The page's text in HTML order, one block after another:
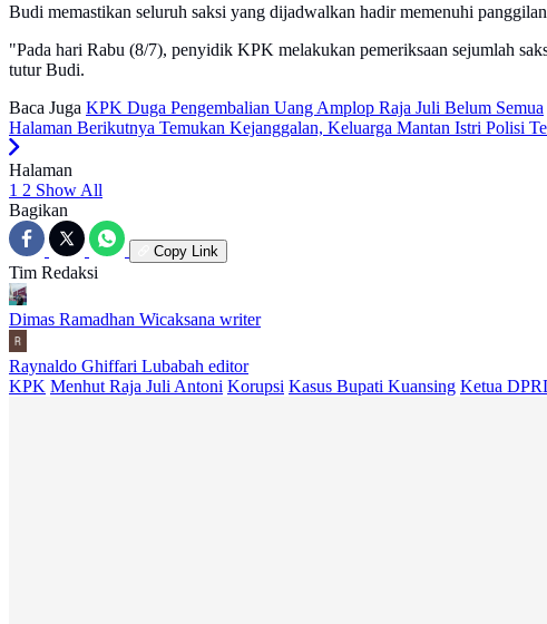
Budi memastikan seluruh saksi yang dijadwalkan hadir memenuhi
"Pada hari Rabu (8/7), penyidik KPK melakukan pemeriksaan sejumlah
tutur Budi.
Baca Juga KPK Duga Pengembalian Uang Amplop Raja Juli Belum Semua
Halaman Berikutnya Temukan Kejanggalan, Keluarga Mantan Istri Polisi
Halaman
1 2 Show All
Bagikan
Copy Link
Tim Redaksi
Dimas Ramadhan Wicaksana writer
Raynaldo Ghiffari Lubabah editor
KPK Menhut Raja Juli Antoni Korupsi Kasus Bupati Kuansing Ketua